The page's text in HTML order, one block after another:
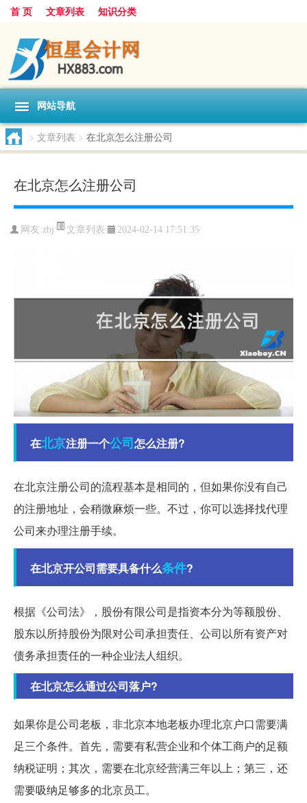
首 页 文章列表 知识分类
网站导航
> 文章列表 > 在北京怎么注册公司
在北京怎么注册公司
网友:zbj 文章列表 2024-02-14 17:51:35
在北京注册一个公司怎么注册?
在北京注册公司的流程基本是相同的，但如果你没有自己
的注册地址，会稍微麻烦一些。不过，你可以选择找代理
公司来办理注册手续。
在北京开公司需要具备什么条件?
根据《公司法》，股份有限公司是指资本分为等额股份、
股东以所持股份为限对公司承担责任、公司以所有资产对
债务承担责任的一种企业法人组织。
在北京怎么通过公司落户?
如果你是公司老板，非北京本地老板办理北京户口需要满
足三个条件。首先，需要有私营企业和个体工商户的足额
纳税证明；其次，需要在北京经营满三年以上；第三，还
需要吸纳足够多的北京员工。